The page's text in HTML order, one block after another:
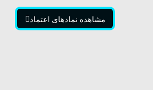
مشاهده نمادهای اعتماد